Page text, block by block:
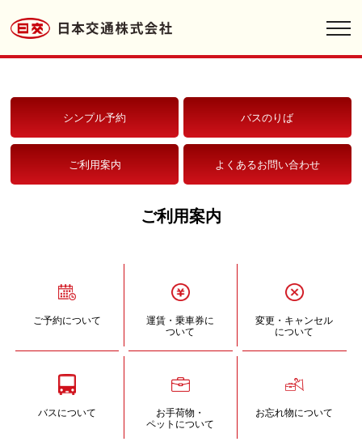
シンプル予約 バスのりば
ご利用案内 よくあるお問い合わせ
ご利用案内
ご予約について
運賃・乗車券に
ついて
変更・キャンセル
について
バスについて
お手荷物・
ペットについて
お忘れ物について